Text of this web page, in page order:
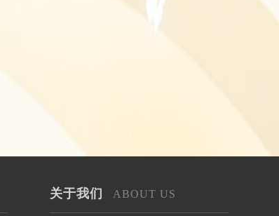
关于我们 ABOUT US